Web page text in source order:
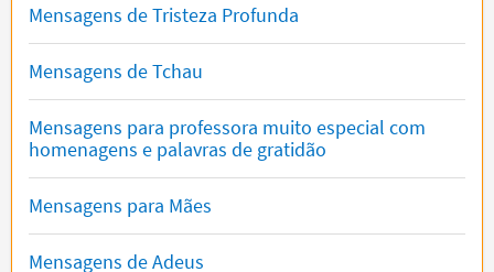
Mensagens de Tristeza Profunda
Mensagens de Tchau
Mensagens para professora muito especial com
homenagens e palavras de gratidão
Mensagens para Mães
Mensagens de Adeus